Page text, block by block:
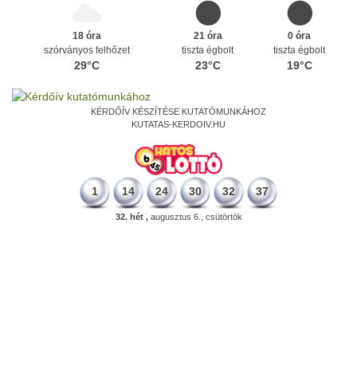
18 óra
szórványos felhőzet
29°C
21 óra
tiszta égbolt
23°C
0 óra
tiszta égbolt
19°C
KÉRDŐÍV KÉSZÍTÉSE KUTATÓMUNKÁHOZ
KUTATAS-KERDOIV.HU
1 14 24 30 32 37
32. hét ,augusztus 6., csütörtök